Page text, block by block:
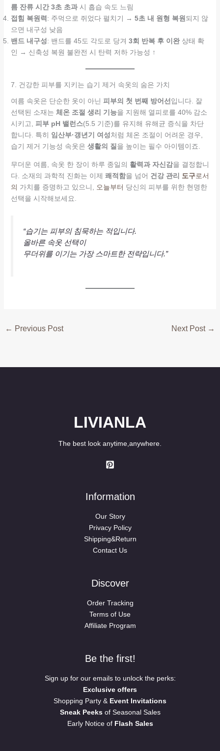
름 잔류 시간 3초 초과시 흡습 속도 느림
접힘 복원력 : 주먹으로 쥐었다 펼치기 → 5초 내 원형 복원 되지 않
으면 내구성 낮음
밴드 내구성: 밴드를 45도 각도로 당겨 3회 반복 후 이완상태 확
인 → 신축성 복원 불완전 시 탄력 저하 가능성 ↑
7. 건강한 피부를 지키는 습기 제거 속옷의 숨은 가치
여름 속옷은 단순한 옷이 아닌 피부의 첫 번째 방어선입니다. 잘
선택된 소재는 체온 조절 생리 기능을 지원해 열피로를 40% 감소
시키고, 피부 pH 밸런스(5.5 기준)를 유지해 유해균 증식을 차단
합니다. 특히 임산부·갱년기 여성처럼 체온 조절이 어려운 경우,
습기 제거 기능성 속옷은 생활의 질을 높이는 필수 아이템이죠.
무더운 여름, 속옷 한 장이 하루 종일의 활력과 자신감을 결정합니
다. 소재의 과학적 진화는 이제 쾌적함을 넘어 건강 관리 도구로서
의 가치를 증명하고 있으니, 오늘부터 당신의 피부를 위한 현명한
선택을 시작해보세요.
“습기는 피부의 침묵하는 적입니다.
올바른 속옷 선택이
무더위를 이기는 가장 스마트한 전략입니다.”
← Previous Post Next Post →
LIVIANLA
The best look anytime,anywhere.
Information
Our Story
Privacy Policy
Shipping&Return
Contact Us
Discover
Order Tracking
Terms of Use
Affiliate Program
Be the first!
Sign up for our emails to unlock the perks:
Exclusive offers
Shopping Party & Event Invitations
Sneak Peeksof Seasonal Sales
Early Notice of Flash Sales